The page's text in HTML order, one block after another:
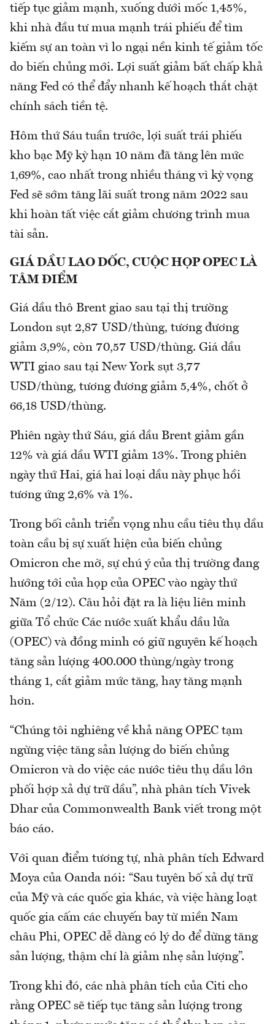
tiếp tục giảm mạnh, xuống dưới mốc 1,45%,
khi nhà đầu tư mua mạnh trái phiếu để tìm
kiếm sự an toàn vì lo ngại nền kinh tế giảm tốc
do biến chủng mới. Lợi suất giảm bất chấp khả
năng Fed có thể đẩy nhanh kế hoạch thắt chặt
chính sách tiền tệ.
Hôm thứ Sáu tuần trước, lợi suất trái phiếu
kho bạc Mỹ kỳ hạn 10 năm đã tăng lên mức
1,69%, cao nhất trong nhiều tháng vì kỳ vọng
Fed sẽ sớm tăng lãi suất trong năm 2022 sau
khi hoàn tất việc cắt giảm chương trình mua
tài sản.
GIÁ DẦU LAO DỐC, CUỘC HỌP OPEC LÀ
TÂM ĐIỂM
Giá dầu thô Brent giao sau tại thị trường
London sụt 2,87 USD/thùng, tương đương
giảm 3,9%, còn 70,57 USD/thùng. Giá dầu
WTI giao sau tại New York sụt 3,77
USD/thùng, tương đương giảm 5,4%, chốt ở
66,18 USD/thùng.
Phiên ngày thứ Sáu, giá dầu Brent giảm gần
12% và giá dầu WTI giảm 13%. Trong phiên
ngày thứ Hai, giá hai loại dầu này phục hồi
tương ứng 2,6% và 1%.
Trong bối cảnh triển vọng nhu cầu tiêu thụ dầu
toàn cầu bị sự xuất hiện của biến chủng
Omicron che mờ, sự chú ý của thị trường đang
hướng tới của họp của OPEC vào ngày thứ
Năm (2/12). Câu hỏi đặt ra là liệu liên minh
giữa Tổ chức Các nước xuất khẩu dầu lửa
(OPEC) và đồng minh có giữ nguyên kế hoạch
tăng sản lượng 400.000 thùng/ngày trong
tháng 1, cắt giảm mức tăng, hay tăng mạnh
hơn.
“Chúng tôi nghiêng về khả năng OPEC tạm
ngừng việc tăng sản lượng do biến chủng
Omicron và do việc các nước tiêu thụ dầu lớn
phối hợp xả dự trữ dầu”, nhà phân tích Vivek
Dhar của Commonwealth Bank viết trong một
báo cáo.
Với quan điểm tương tự, nhà phân tích Edward
Moya của Oanda nói: “Sau tuyên bố xả dự trữ
của Mỹ và các quốc gia khác, và việc hàng loạt
quốc gia cấm các chuyến bay từ miền Nam
châu Phi, OPEC dễ dàng có lý do để dừng tăng
sản lượng, thậm chí là giảm nhẹ sản lượng”.
Trong khi đó, các nhà phân tích của Citi cho
rằng OPEC sẽ tiếp tục tăng sản lượng trong